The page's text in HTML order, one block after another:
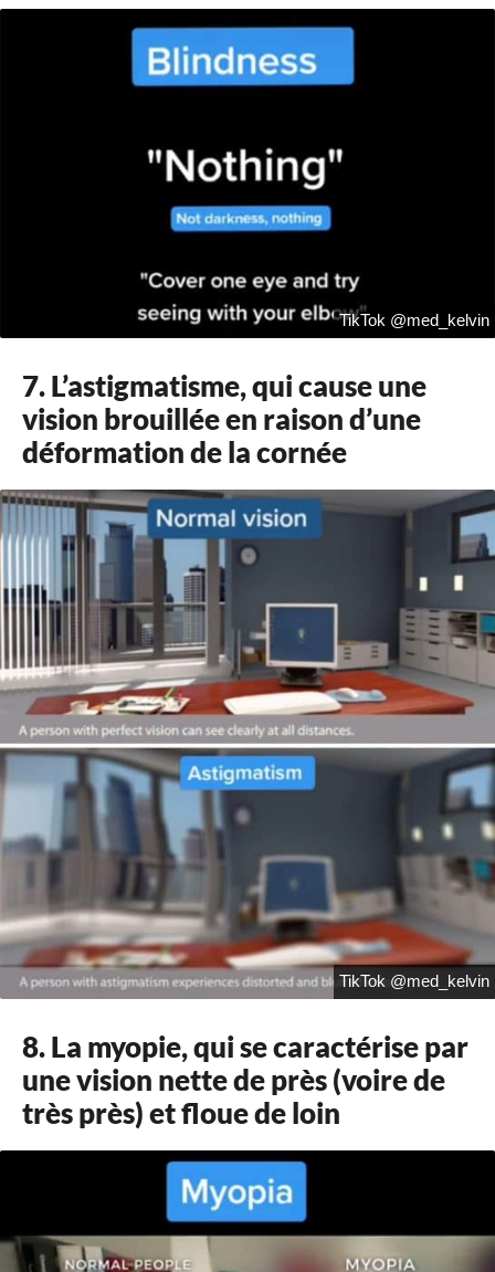
TikTok @med_kelvin
7. L’astigmatisme, qui cause une
vision brouillée en raison d’une
déformation de la cornée
TikTok @med_kelvin
8. La myopie, qui se caractérise par
une vision nette de près (voire de
très près) et floue de loin